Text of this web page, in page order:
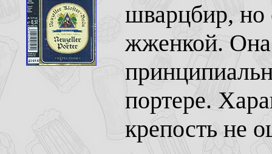
шварцбир, но
жженкой. Она
портере.
крепость не